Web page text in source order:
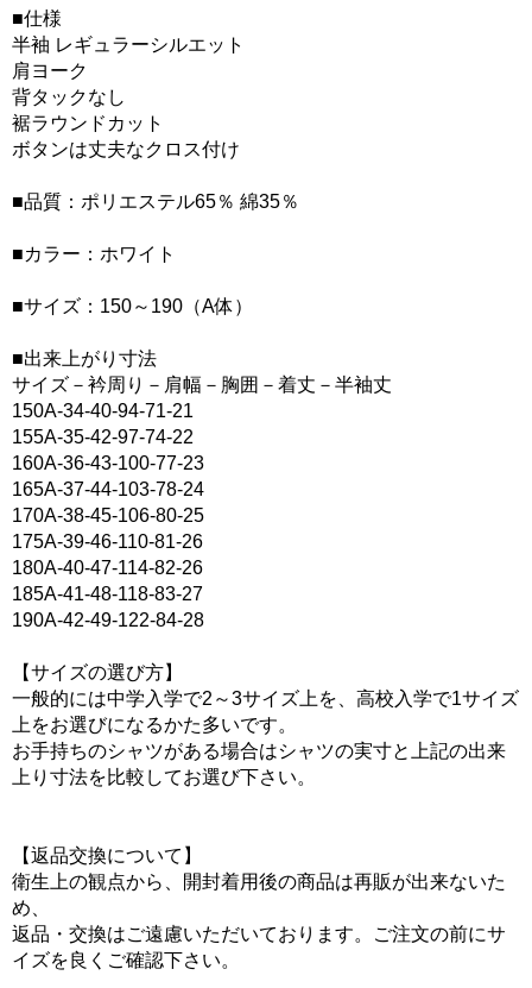
■仕様
半袖 レギュラーシルエット
肩ヨーク
背タックなし
裾ラウンドカット
ボタンは丈夫なクロス付け
■品質：ポリエステル65％ 綿35％
■カラー：ホワイト
■サイズ：150～190（A体）
■出来上がり寸法
サイズ－衿周り－肩幅－胸囲－着丈－半袖丈
150A-34-40-94-71-21
155A-35-42-97-74-22
160A-36-43-100-77-23
165A-37-44-103-78-24
170A-38-45-106-80-25
175A-39-46-110-81-26
180A-40-47-114-82-26
185A-41-48-118-83-27
190A-42-49-122-84-28
【サイズの選び方】
一般的には中学入学で2～3サイズ上を、高校入学で1サイズ
上をお選びになるかた多いです。
お手持ちのシャツがある場合はシャツの実寸と上記の出来
上り寸法を比較してお選び下さい。
【返品交換について】
衛生上の観点から、開封着用後の商品は再販が出来ないた
め、
返品・交換はご遠慮いただいております。ご注文の前にサ
イズを良くご確認下さい。